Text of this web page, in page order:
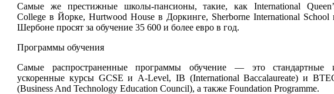
Самые же престижные школы-пансионы, такие, как International
College в Йорке, Hurtwood House в Доркинге, Sherborne International School
Шербоне просят за обучение 35 600 и более евро в год.
Программы обучения
Самые распространенные программы обучение — это стандартные
ускоренные курсы GCSE и A-Level, IB (International Baccalaureate) и
(Business And Technology Education Council), а также Foundation Programme.